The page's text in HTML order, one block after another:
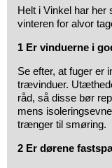
Helt i Vinkel har her
vinteren for alvor
1 Er vinduerne i
Se efter, at fuger er
trævinduer.
råd, så disse bør
mens
trænger til smøring.
2 Er dørene